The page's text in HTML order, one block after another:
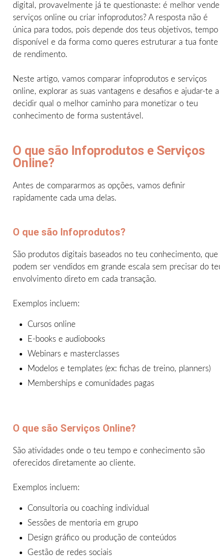
digital, provavelmente já te questionaste: é melhor
serviços online ou criar infoprodutos? A resposta não é
única para todos, pois depende dos teus objetivos, tempo
disponível e da forma como queres estruturar a tua fonte
de rendimento.
Neste artigo, vamos comparar infoprodutos e serviços
online, explorar as suas vantagens e desafios e ajudar-te a
decidir qual o melhor caminho para monetizar o teu
conhecimento de forma sustentável.
O que são Infoprodutos e Serviços
Online?
Antes de compararmos as opções, vamos definir
rapidamente cada uma delas.
O que são Infoprodutos?
São produtos digitais baseados no teu conhecimento, que
podem ser vendidos em grande escala sem precisar do
envolvimento direto em cada transação.
Exemplos incluem:
Cursos online
E-books e audiobooks
Webinars e masterclasses
Modelos e templates (ex: fichas de treino, planners)
Memberships e comunidades pagas
O que são Serviços Online?
São atividades onde o teu tempo e conhecimento são
oferecidos diretamente ao cliente.
Exemplos incluem:
Consultoria ou coaching individual
Sessões de mentoria em grupo
Design gráfico ou produção de conteúdos
Gestão de redes sociais